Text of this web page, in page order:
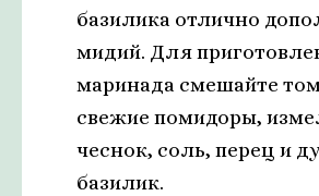
базилика отлично
мидий. Для
маринада смешайте
свежие помидоры,
чеснок, соль, перец и
базилик.